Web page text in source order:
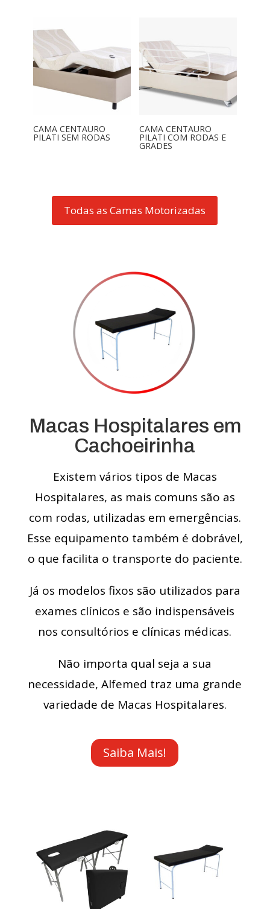
CAMA CENTAURO
PILATI SEM RODAS
CAMA CENTAURO
PILATI COM RODAS E
GRADES
Todas as Camas Motorizadas
Macas Hospitalares em
Cachoeirinha
Existem vários tipos de Macas
Hospitalares, as mais comuns são as
com rodas, utilizadas em emergências.
Esse equipamento também é dobrável,
o que facilita o transporte do paciente.
Já os modelos fixos são utilizados para
exames clínicos e são indispensáveis
nos consultórios e clínicas médicas.
Não importa qual seja a sua
necessidade, Alfemed traz uma grande
variedade de Macas Hospitalares.
Saiba Mais!